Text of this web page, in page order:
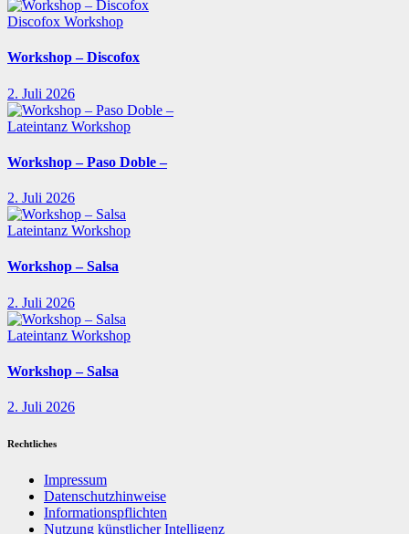
Discofox Workshop
Workshop – Discofox
2. Juli 2026
Lateintanz Workshop
Workshop – Paso Doble –
2. Juli 2026
Lateintanz Workshop
Workshop – Salsa
2. Juli 2026
Lateintanz Workshop
Workshop – Salsa
2. Juli 2026
Rechtliches
Impressum
Datenschutzhinweise
Informationspflichten
Nutzung künstlicher Intelligenz